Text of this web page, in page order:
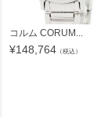
コルム CORUM...
¥148,764 （税込）